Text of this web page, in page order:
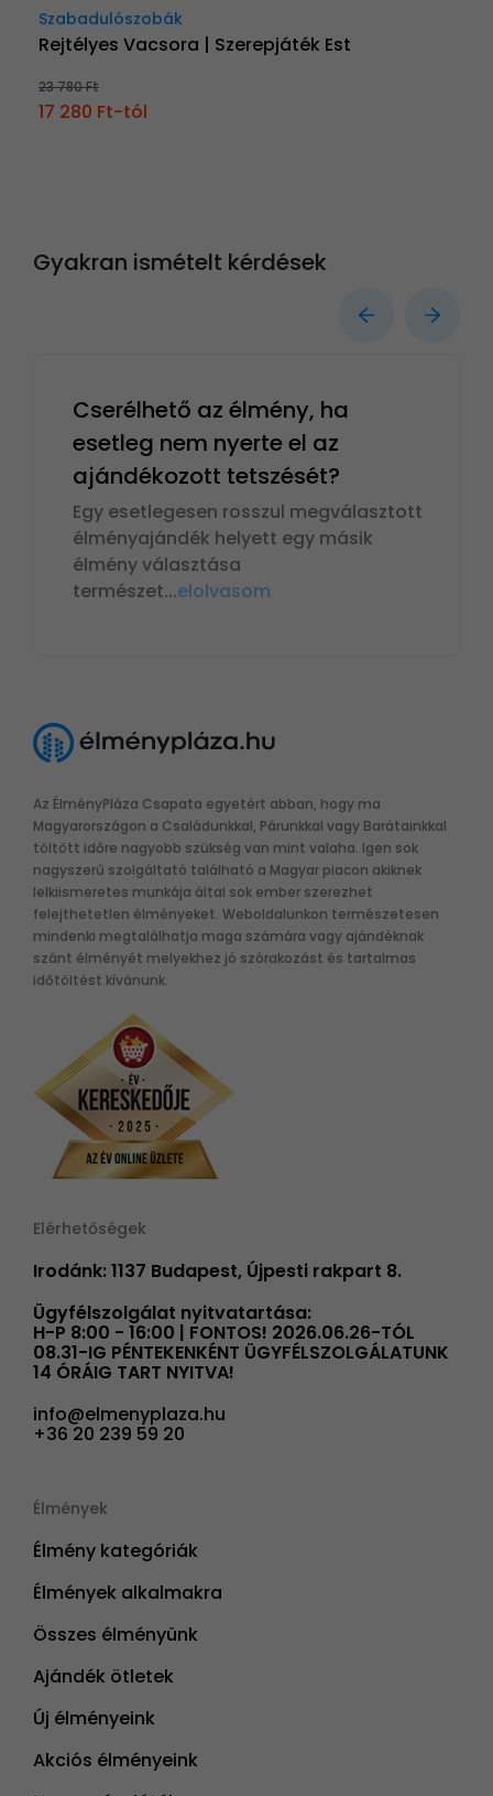
Szabadulószobák
Rejtélyes Vacsora | Szerepjáték Est
23 780 Ft
17 280 Ft-tól
Gyakran ismételt kérdések
Cserélhető az élmény, ha
esetleg nem nyerte el az
ajándékozott tetszését?
Egy esetlegesen rosszul megválasztott
élményajándék helyett egy másik
élmény választása
természet...elolvasom
Az ÉlményPláza Csapata egyetért abban, hogy ma
Magyarországon a Családunkkal, Párunkkal vagy Barátainkkal
töltött időre nagyobb szükség van mint valaha. Igen sok
nagyszerű szolgáltató található a Magyar piacon akiknek
lelkiismeretes munkája által sok ember szerezhet
felejthetetlen élményeket. Weboldalunkon természetesen
mindenki megtalálhatja maga számára vagy ajándéknak
szánt élményét melyekhez jó szórakozást és tartalmas
időtöltést kívánunk.
Elérhetőségek
Irodánk: 1137 Budapest, Újpesti rakpart 8.
Ügyfélszolgálat nyitvatartása:
H-P 8:00 - 16:00 | FONTOS! 2026.06.26-TÓL
08.31-IG PÉNTEKENKÉNT ÜGYFÉLSZOLGÁLATUNK
14 ÓRÁIG TART NYITVA!
info@elmenyplaza.hu
+36 20 239 59 20
Élmények
Élmény kategóriák
Élmények alkalmakra
Összes élményünk
Ajándék ötletek
Új élményeink
Akciós élményeink